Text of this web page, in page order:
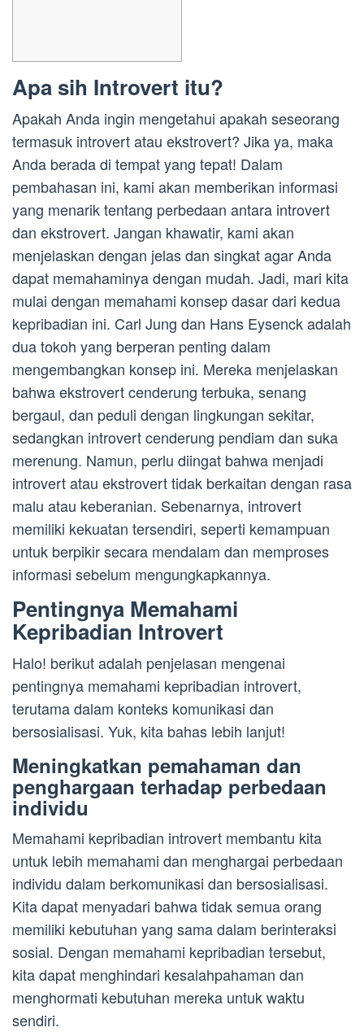
Apa sih Introvert itu?
Apakah Anda ingin mengetahui apakah seseorang
termasuk introvert atau ekstrovert? Jika ya, maka
Anda berada di tempat yang tepat! Dalam
pembahasan ini, kami akan memberikan informasi
yang menarik tentang perbedaan antara introvert
dan ekstrovert. Jangan khawatir, kami akan
menjelaskan dengan jelas dan singkat agar Anda
dapat memahaminya dengan mudah. Jadi, mari kita
mulai dengan memahami konsep dasar dari kedua
kepribadian ini. Carl Jung dan Hans Eysenck adalah
dua tokoh yang berperan penting dalam
mengembangkan konsep ini. Mereka menjelaskan
bahwa ekstrovert cenderung terbuka, senang
bergaul, dan peduli dengan lingkungan sekitar,
sedangkan introvert cenderung pendiam dan suka
merenung. Namun, perlu diingat bahwa menjadi
introvert atau ekstrovert tidak berkaitan dengan rasa
malu atau keberanian. Sebenarnya, introvert
memiliki kekuatan tersendiri, seperti kemampuan
untuk berpikir secara mendalam dan memproses
informasi sebelum mengungkapkannya.
Pentingnya Memahami
Kepribadian Introvert
Halo! berikut adalah penjelasan mengenai
pentingnya memahami kepribadian introvert,
terutama dalam konteks komunikasi dan
bersosialisasi. Yuk, kita bahas lebih lanjut!
Meningkatkan pemahaman dan
penghargaan terhadap perbedaan
individu
Memahami kepribadian introvert membantu kita
untuk lebih memahami dan menghargai perbedaan
individu dalam berkomunikasi dan bersosialisasi.
Kita dapat menyadari bahwa tidak semua orang
memiliki kebutuhan yang sama dalam berinteraksi
sosial. Dengan memahami kepribadian tersebut,
kita dapat menghindari kesalahpahaman dan
menghormati kebutuhan mereka untuk waktu
sendiri.